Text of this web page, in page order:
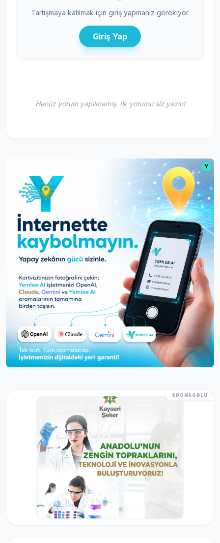
Tartışmaya katılmak için giriş yapmanız gerekiyor.
Giriş Yap
Henüz yorum yapılmamış. İlk yorumu siz yazın!
SPONSORLU